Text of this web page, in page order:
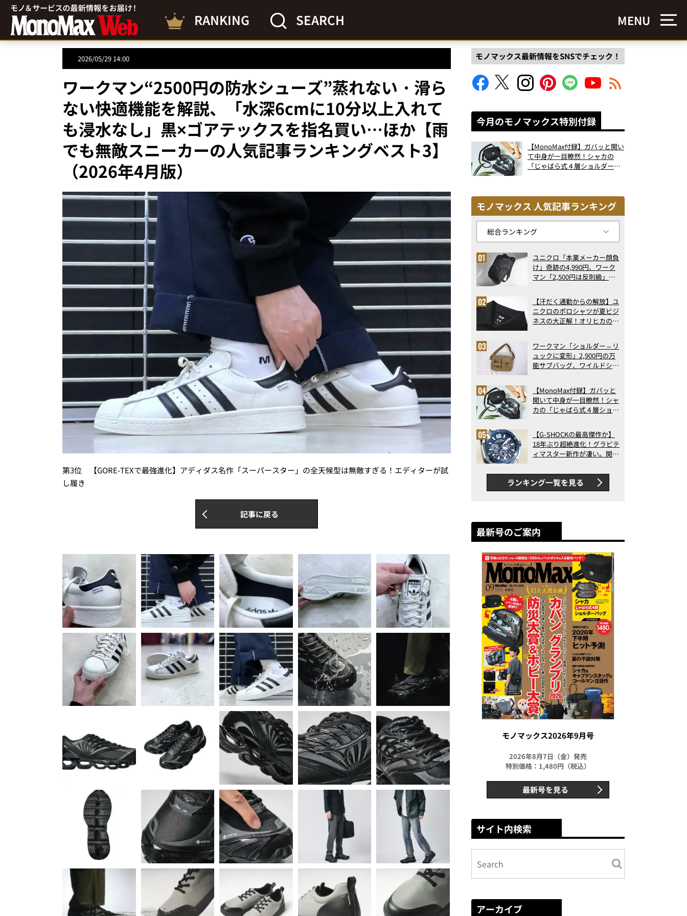
RANKING SEARCH MENU
2026/05/29 14:00
ワークマン“2500円の防水シューズ”蒸れない・滑ら
ない快適機能を解説、「水深6cmに10分以上入れて
も浸水なし」黒×ゴアテックスを指名買い…ほか【雨
でも無敵スニーカーの人気記事ランキングベスト3】
（2026年4月版）
第3位 【GORE-TEXで最強進化】アディダス名作「スーパースター」の全天候型は無敵すぎる！エディターが試
し履き
記事に戻る
モノマックス最新情報をSNSでチェック！
今月のモノマックス特別付録
【MonoMax付録】ガバッと開い
て中身が一目瞭然！シャカの
「じゃばら式４層ショルダーバ
モノマックス 人気記事ランキング
ユニクロ「本業メーカー顔負
け」奇跡の4,990円、ワーク
マン「2,500円は反則級」凄
ト3】（2026年6月版）
【汗だく通勤からの解放】ユ
ニクロのポロシャツが夏ビジ
ネスの大正解！オリヒカの透
アの実力
ワークマン「ショルダー⇔リ
ュックに変形」2,900円の万
能サブバッグ、ワイルドシン
記事ランキングベスト3】
（2026年6月版）
【MonoMax付録】ガバッと
開いて中身が一目瞭然！シャ
カの「じゃばら式４層ショル
った！
【G-SHOCKの最高傑作か】
18年ぶり超絶進化！グラビテ
ィマスター新作が凄い。開発
新ムーブメントの衝撃
ランキング一覧を見る
最新号のご案内
モノマックス2026年9月号
2026年8月7日（金）発売
特別価格：1,480円（税込）
最新号を見る
サイト内検索
アーカイブ